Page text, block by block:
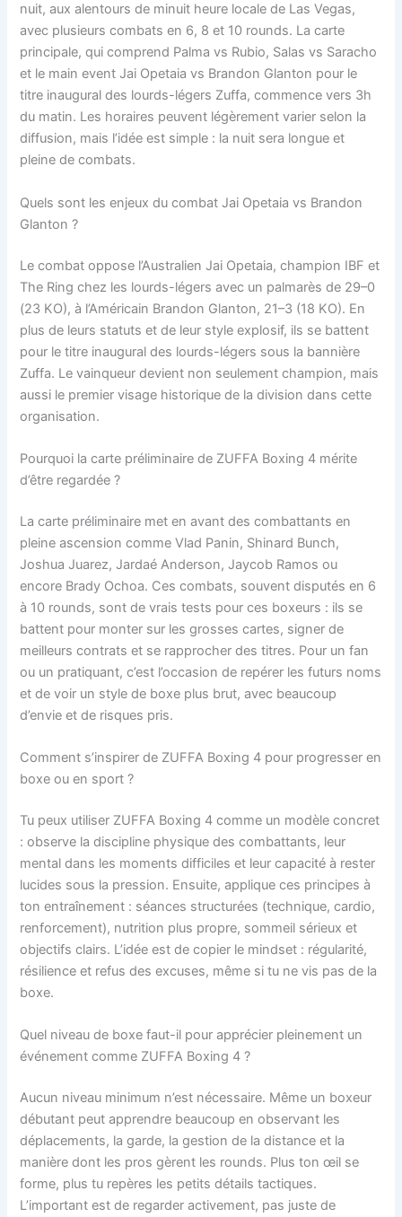
nuit, aux alentours de minuit heure locale de Las Vegas,
avec plusieurs combats en 6, 8 et 10 rounds. La carte
principale, qui comprend Palma vs Rubio, Salas vs Saracho
et le main event Jai Opetaia vs Brandon Glanton pour le
titre inaugural des lourds-légers Zuffa, commence vers 3h
du matin. Les horaires peuvent légèrement varier selon la
diffusion, mais l’idée est simple : la nuit sera longue et
pleine de combats.
Quels sont les enjeux du combat Jai Opetaia vs Brandon
Glanton ?
Le combat oppose l’Australien Jai Opetaia, champion IBF et
The Ring chez les lourds-légers avec un palmarès de 29–0
(23 KO), à l’Américain Brandon Glanton, 21–3 (18 KO). En
plus de leurs statuts et de leur style explosif, ils se battent
pour le titre inaugural des lourds-légers sous la bannière
Zuffa. Le vainqueur devient non seulement champion, mais
aussi le premier visage historique de la division dans cette
organisation.
Pourquoi la carte préliminaire de ZUFFA Boxing 4 mérite
d’être regardée ?
La carte préliminaire met en avant des combattants en
pleine ascension comme Vlad Panin, Shinard Bunch,
Joshua Juarez, Jardaé Anderson, Jaycob Ramos ou
encore Brady Ochoa. Ces combats, souvent disputés en 6
à 10 rounds, sont de vrais tests pour ces boxeurs : ils se
battent pour monter sur les grosses cartes, signer de
meilleurs contrats et se rapprocher des titres. Pour un fan
ou un pratiquant, c’est l’occasion de repérer les futurs noms
et de voir un style de boxe plus brut, avec beaucoup
d’envie et de risques pris.
Comment s’inspirer de ZUFFA Boxing 4 pour progresser en
boxe ou en sport ?
Tu peux utiliser ZUFFA Boxing 4 comme un modèle concret
: observe la discipline physique des combattants, leur
mental dans les moments difficiles et leur capacité à rester
lucides sous la pression. Ensuite, applique ces principes à
ton entraînement : séances structurées (technique, cardio,
renforcement), nutrition plus propre, sommeil sérieux et
objectifs clairs. L’idée est de copier le mindset : régularité,
résilience et refus des excuses, même si tu ne vis pas de la
boxe.
Quel niveau de boxe faut-il pour apprécier pleinement un
événement comme ZUFFA Boxing 4 ?
Aucun niveau minimum n’est nécessaire. Même un boxeur
débutant peut apprendre beaucoup en observant les
déplacements, la garde, la gestion de la distance et la
manière dont les pros gèrent les rounds. Plus ton œil se
forme, plus tu repères les petits détails tactiques.
L’important est de regarder activement, pas juste de